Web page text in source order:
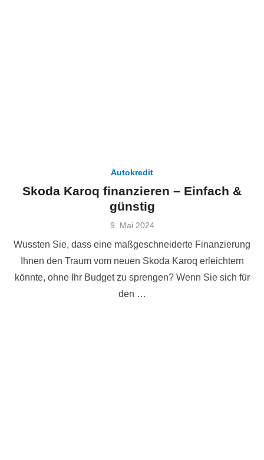
Autokredit
Skoda Karoq finanzieren – Einfach &
günstig
Veröffentlicht
9. Mai 2024
Wussten Sie, dass eine maßgeschneiderte Finanzierung
Ihnen den Traum vom neuen Skoda Karoq erleichtern
könnte, ohne Ihr Budget zu sprengen? Wenn Sie sich für
den …